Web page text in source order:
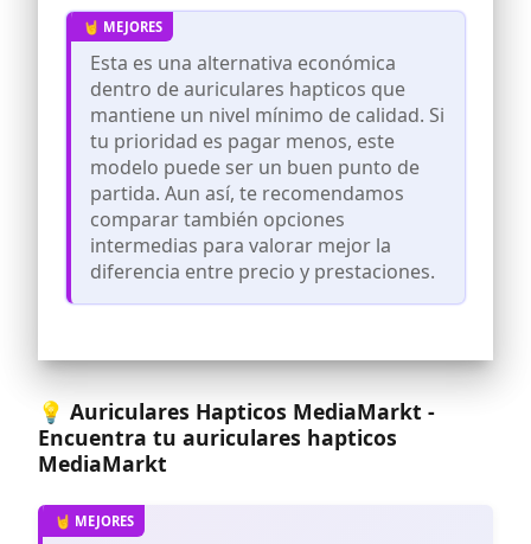
Los controladores de audio de neodimio
de 50 mm de alta calidad y
personalizados ofrecen una excelente
calidad de sonido con el rango para
escuchar todo lo que necesitas en el
campo de batalla
Un micrófono unidireccional totalmente
desmontable y con cancelación de ruido
reduce el ruido ambiental para una
excelente claridad de voz
Construcción ligera y duradera con
yugos de aluminio que le da al HS60
HAPTIC años de longevidad. Los
controles de volumen y efecto háptico
PC a través de USB, lo que permite
personalizados y más a través del
potente software CORSAIR iCUE.
Compatible con sonido envolvente
Windows Sonic para audio de 360° que te
pone justo en medio del juego.
Esta es una alternativa económica
dentro de auriculares hapticos que
mantiene un nivel mínimo de calidad. Si
tu prioridad es pagar menos, este
modelo puede ser un buen punto de
partida. Aun así, te recomendamos
comparar también opciones
intermedias para valorar mejor la
diferencia entre precio y prestaciones.
💡 Auriculares Hapticos MediaMarkt -
Encuentra tu auriculares hapticos
MediaMarkt